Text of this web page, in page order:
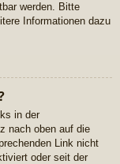
werden. Bitte
Informationen dazu
in der
nach oben auf die
Link nicht
oder seit der